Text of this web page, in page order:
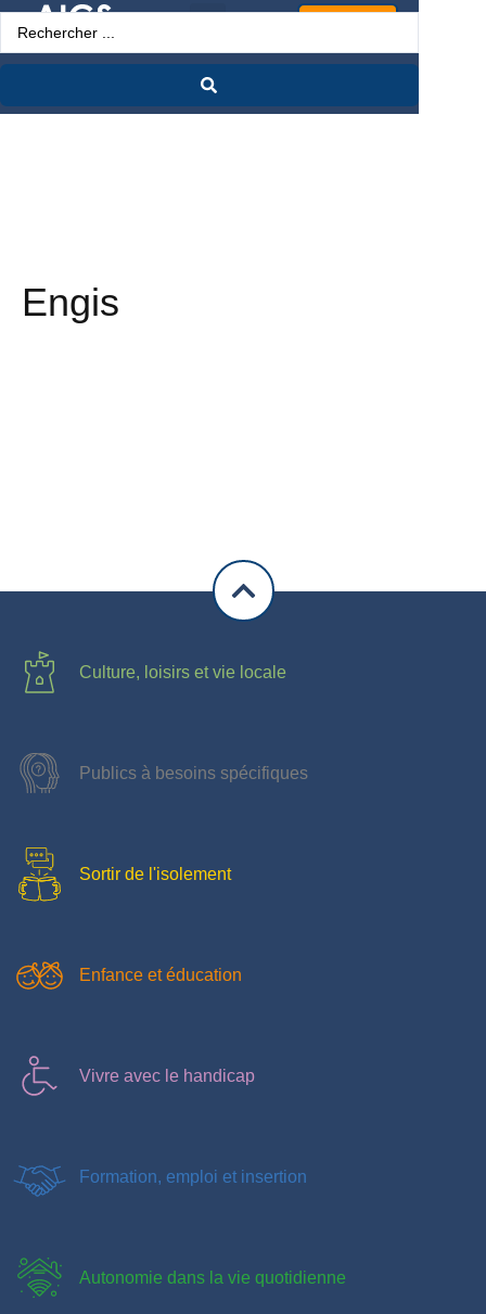
Engis
Culture, loisirs et vie locale
Publics à besoins spécifiques
Sortir de l'isolement
Enfance et éducation
Vivre avec le handicap
Formation, emploi et insertion
Autonomie dans la vie quotidienne